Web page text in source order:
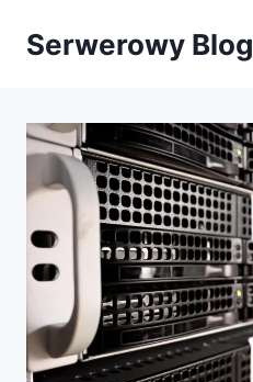
Serwerowy Blog